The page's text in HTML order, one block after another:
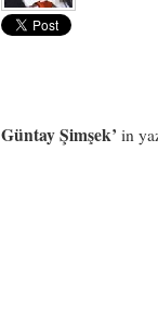
Güntay Şimşek’ in